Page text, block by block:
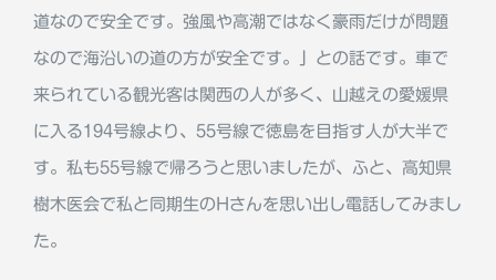
道なので安全です。強風や高潮ではなく豪雨だけが問題
なので海沿いの道の方が安全です。」との話です。車で
来られている観光客は関西の人が多く、山越えの愛媛県
に入る194号線より、55号線で徳島を目指す人が大半で
す。私も55号線で帰ろうと思いましたが、ふと、高知県
樹木医会で私と同期生のHさんを思い出し電話してみまし
た。